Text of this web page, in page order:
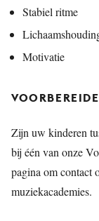
Stabiel ritme
Motivatie
Zijn uw kinderen
bij één van onze
pagina om contact
muziekacademies.